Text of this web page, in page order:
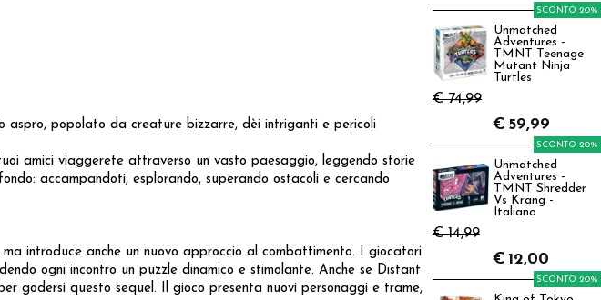
aspro, popolato da creature bizzarre, dèi intriganti e pericoli
amici viaggerete attraverso un vasto paesaggio, leggendo storie
accampandoti, esplorando, superando ostacoli e cercando
introduce anche un nuovo approccio al combattimento. I giocatori
ogni incontro un puzzle dinamico e stimolante. Anche se Distant
godersi questo sequel. Il gioco presenta nuovi personaggi e trame,
Unmatched
Adventures -
TMNT Teenage
Mutant Ninja
Turtles
€ 74,99
SCONTO 20%
€ 59,99
Unmatched
Adventures -
TMNT Shredder
Vs Krang -
Italiano
€ 14,99
SCONTO 20%
€ 12,00
SCONTO 20%